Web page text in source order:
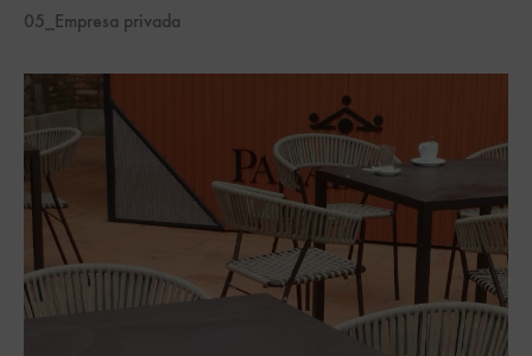
05_Empresa privada